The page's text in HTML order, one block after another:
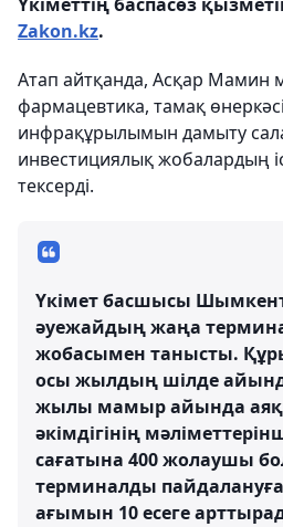
Zakon.kz.
Атап айтқанда, Асқар Мамин
фармацевтика, тамақ
инфрақұрылымын дамыту
инвестициялық жобалардың
тексерді.
Үкімет басшысы
әуежайдың жаңа
жобасымен танысты.
осы жылдың шілде
жылы мамыр айында
әкімдігінің
сағатына 400 жолаушы
терминалды
ағымын 10 есеге